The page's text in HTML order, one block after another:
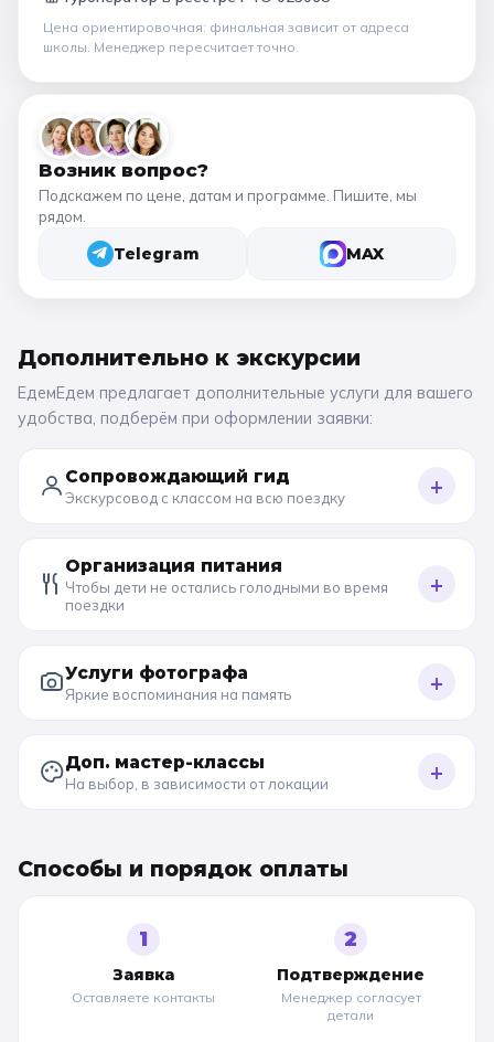
Цена ориентировочная: финальная зависит от адреса
школы . Менеджер пересчитает точно.
Возник вопрос?
Подскажем по цене, датам и программе. Пишите, мы
рядом.
Telegram MAX
Дополнительно к экскурсии
ЕдемЕдем предлагает дополнительные услуги для вашего
удобства, подберём при оформлении заявки:
Сопровождающий гид
Экскурсовод с классом на всю поездку +
Организация питания
Чтобы дети не остались голодными во время
поездки
+
Услуги фотографа
Яркие воспоминания на память +
Доп. мастер-классы
На выбор, в зависимости от локации +
Способы и порядок оплаты
1
Заявка
Оставляете контакты
2
Подтверждение
Менеджер согласует
детали